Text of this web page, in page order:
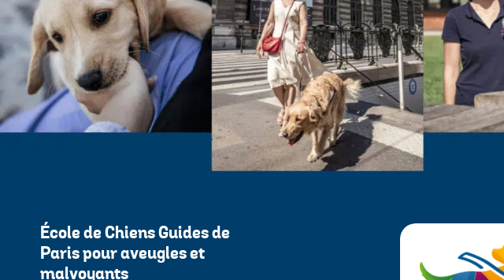
École de Chiens Guides de
Paris pour aveugles et
malvoyants